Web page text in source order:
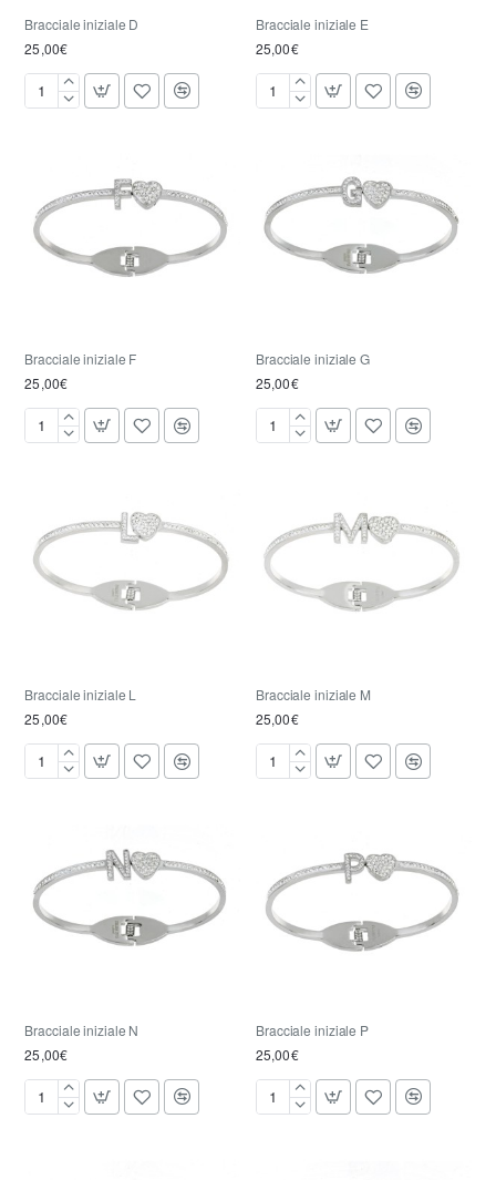
Bracciale iniziale D
25,00€
Bracciale
Bracciale iniziale E
25,00€
Bracciale
Bracciale iniziale F
25,00€
Bracciale
Bracciale iniziale G
25,00€
Bracciale
Bracciale iniziale L
25,00€
Bracciale
Bracciale iniziale M
25,00€
Bracciale
Bracciale iniziale N
25,00€
Bracciale
Bracciale iniziale P
25,00€
Bracciale